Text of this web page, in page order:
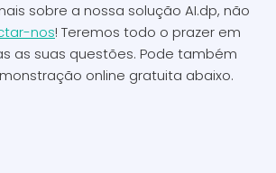
sobre a nossa solução AI.dp, não
nos! Teremos todo o prazer em
as suas questões. Pode também
online gratuita abaixo.